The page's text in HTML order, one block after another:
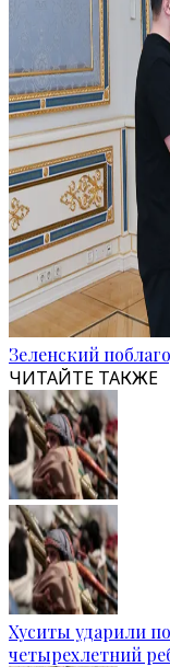
Зеленский
ЧИТАЙТЕ ТАКЖЕ
Хуситы ударили
четырехлетний